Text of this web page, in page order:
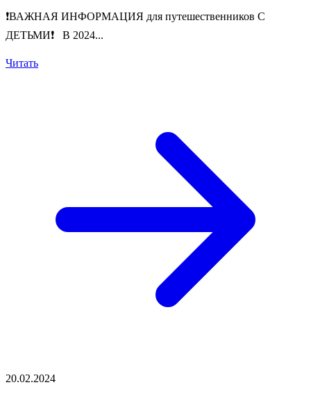
❗️ВАЖНАЯ ИНФОРМАЦИЯ для путешественников С
ДЕТЬМИ❗️ В 2024...
Читать
20.02.2024